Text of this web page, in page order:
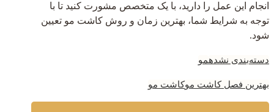
انجام این عمل را دارید، با یک متخصص مشورت کنید تا با
توجه به شرایط شما، بهترین زمان و روش کاشت مو تعیین
شود.
دسته‌بندی نشدهمو
بهترین فصل کاشت موکاشت مو